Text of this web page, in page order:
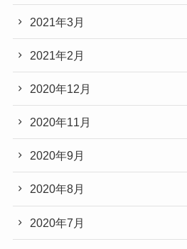
2021年3月
2021年2月
2020年12月
2020年11月
2020年9月
2020年8月
2020年7月